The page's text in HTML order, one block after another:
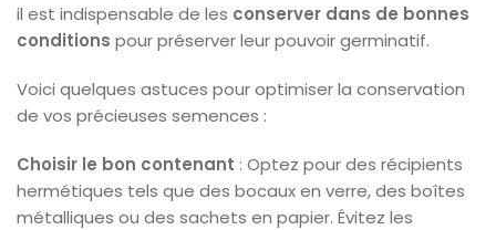
il est indispensable de les conserver dans de bonnes
conditions pour préserver leur pouvoir germinatif.
Voici quelques astuces pour optimiser la conservation
de vos précieuses semences :
Choisir le bon contenant : Optez pour des récipients
hermétiques tels que des bocaux en verre, des boîtes
métalliques ou des sachets en papier. Évitez les